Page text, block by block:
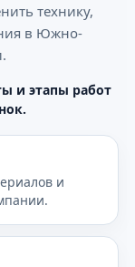
технику,
в Южно-
и этапы работ
и